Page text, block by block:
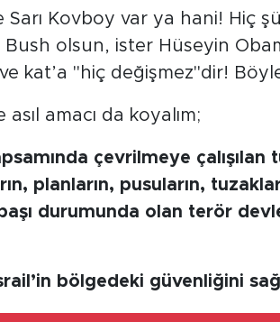
Sarı Kovboy var ya hani! Hiç
olsun, ister Hüseyin
kat’a "hiç değişmez"dir!
amacı da koyalım;
çevrilmeye çalışılan
planların, pusuların,
durumunda olan terör
bölgedeki güvenliğini